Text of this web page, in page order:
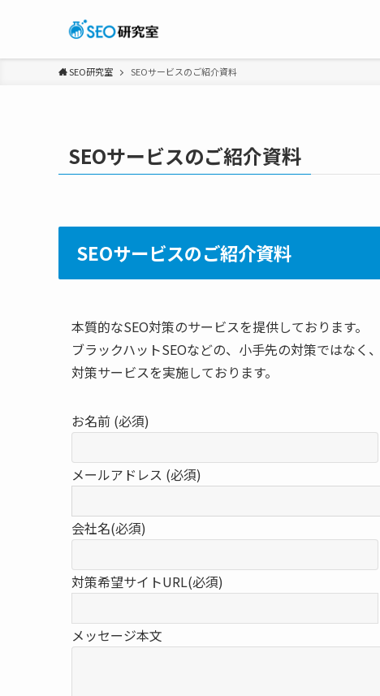
SEO研究室 SEOサービスのご紹介資料
SEOサービスのご紹介資料
SEOサービスのご紹介資料
本質的なSEO対策のサービスを提供しております。
ブラックハットSEOなどの、小手先の対策ではなく
対策サービスを実施しております。
お名前 (必須)
メールアドレス (必須)
会社名(必須)
対策希望サイトURL(必須)
メッセージ本文